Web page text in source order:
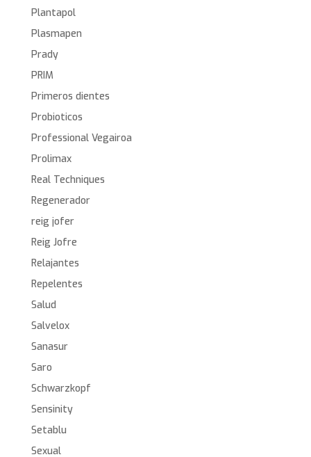
Plantapol
Plasmapen
Prady
PRIM
Primeros dientes
Probioticos
Professional Vegairoa
Prolimax
Real Techniques
Regenerador
reig jofer
Reig Jofre
Relajantes
Repelentes
Salud
Salvelox
Sanasur
Saro
Schwarzkopf
Sensinity
Setablu
Sexual